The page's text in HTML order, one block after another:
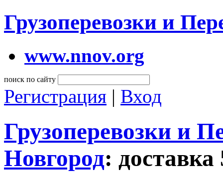
Грузоперевозки и
www.nnov.org
поиск по сайту
Регистрация | Вход
Грузоперевозки и
Новгород: доставка